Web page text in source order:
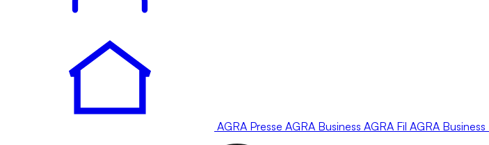
AGRA Presse AGRA Business AGRA Fil AGRA Business